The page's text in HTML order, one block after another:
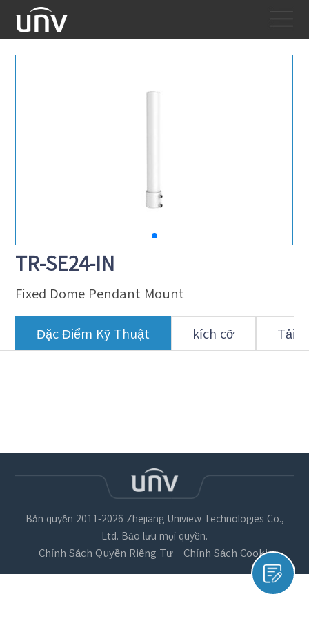
TR-SE24-IN
Fixed Dome Pendant Mount
Đặc Điểm Kỹ Thuật kích cỡ Tải
Bản quyền 2011-2026 Zhejiang Uniview Technologies Co.,
Ltd. Bảo lưu mọi quyền.
Chính Sách Quyền Riêng Tư Chính Sách Cookie